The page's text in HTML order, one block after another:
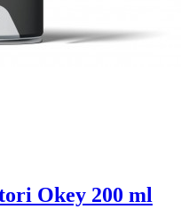
Okey 200 ml